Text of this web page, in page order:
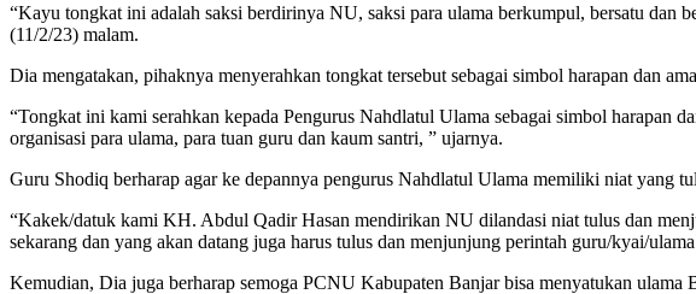
“Kayu tongkat ini adalah saksi berdirinya NU, saksi para ulama berkumpul, bersatu dan
(11/2/23) malam.
Dia mengatakan, pihaknya menyerahkan tongkat tersebut sebagai simbol harapan dan
“Tongkat ini kami serahkan kepada Pengurus Nahdlatul Ulama sebagai simbol harapan
organisasi para ulama, para tuan guru dan kaum santri, ” ujarnya.
Guru Shodiq berharap agar ke depannya pengurus Nahdlatul Ulama memiliki niat yang
“Kakek/datuk kami KH. Abdul Qadir Hasan mendirikan NU dilandasi niat tulus dan
sekarang dan yang akan datang juga harus tulus dan menjunjung perintah guru/kyai/
Kemudian, Dia juga berharap semoga PCNU Kabupaten Banjar bisa menyatukan ulama